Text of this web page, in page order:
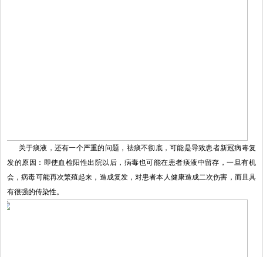
关于痰液，还有一个严重的问题，祛痰不彻底，可能是导致患者新冠病毒复
发的原因：即使血检阳性出院以后，病毒也可能在患者痰液中留存，一旦有机
会，病毒可能再次繁殖起来，造成复发，对患者本人健康造成二次伤害，而且具
有很强的传染性。